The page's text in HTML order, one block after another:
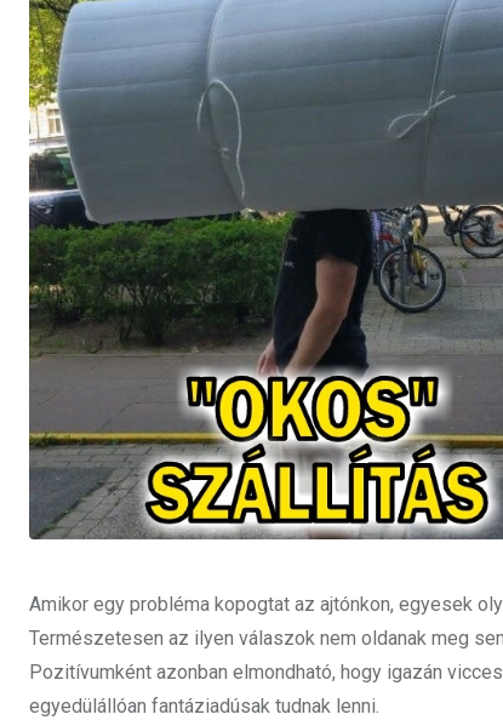
Amikor egy probléma kopogtat az ajtónkon, egyesek
Természetesen az ilyen válaszok nem oldanak meg
Pozitívumként azonban elmondható, hogy igazán
egyedülállóan fantáziadúsak tudnak lenni.